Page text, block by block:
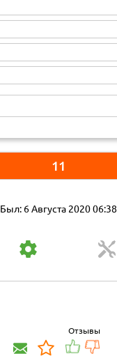
11
Был: 6 Августа 2020 06:38
Отзывы